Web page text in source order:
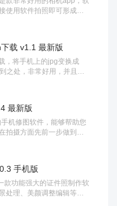
使用软件拍照即可形成素
载 v1.1 最新版
，将手机上的jpg变换成
之处，非常好用，并且毫
最新版
机修图软件，能够帮助您
拍摄方面先前一步做到美
手机版
款功能强大的证件照制作软
处理、美颜调整编辑等功